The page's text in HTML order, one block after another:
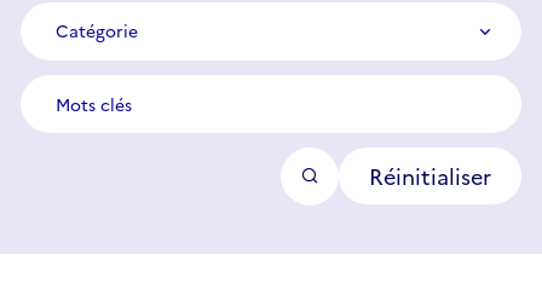
Catégorie
Catégorie
Mots
clés
Réinitialiser